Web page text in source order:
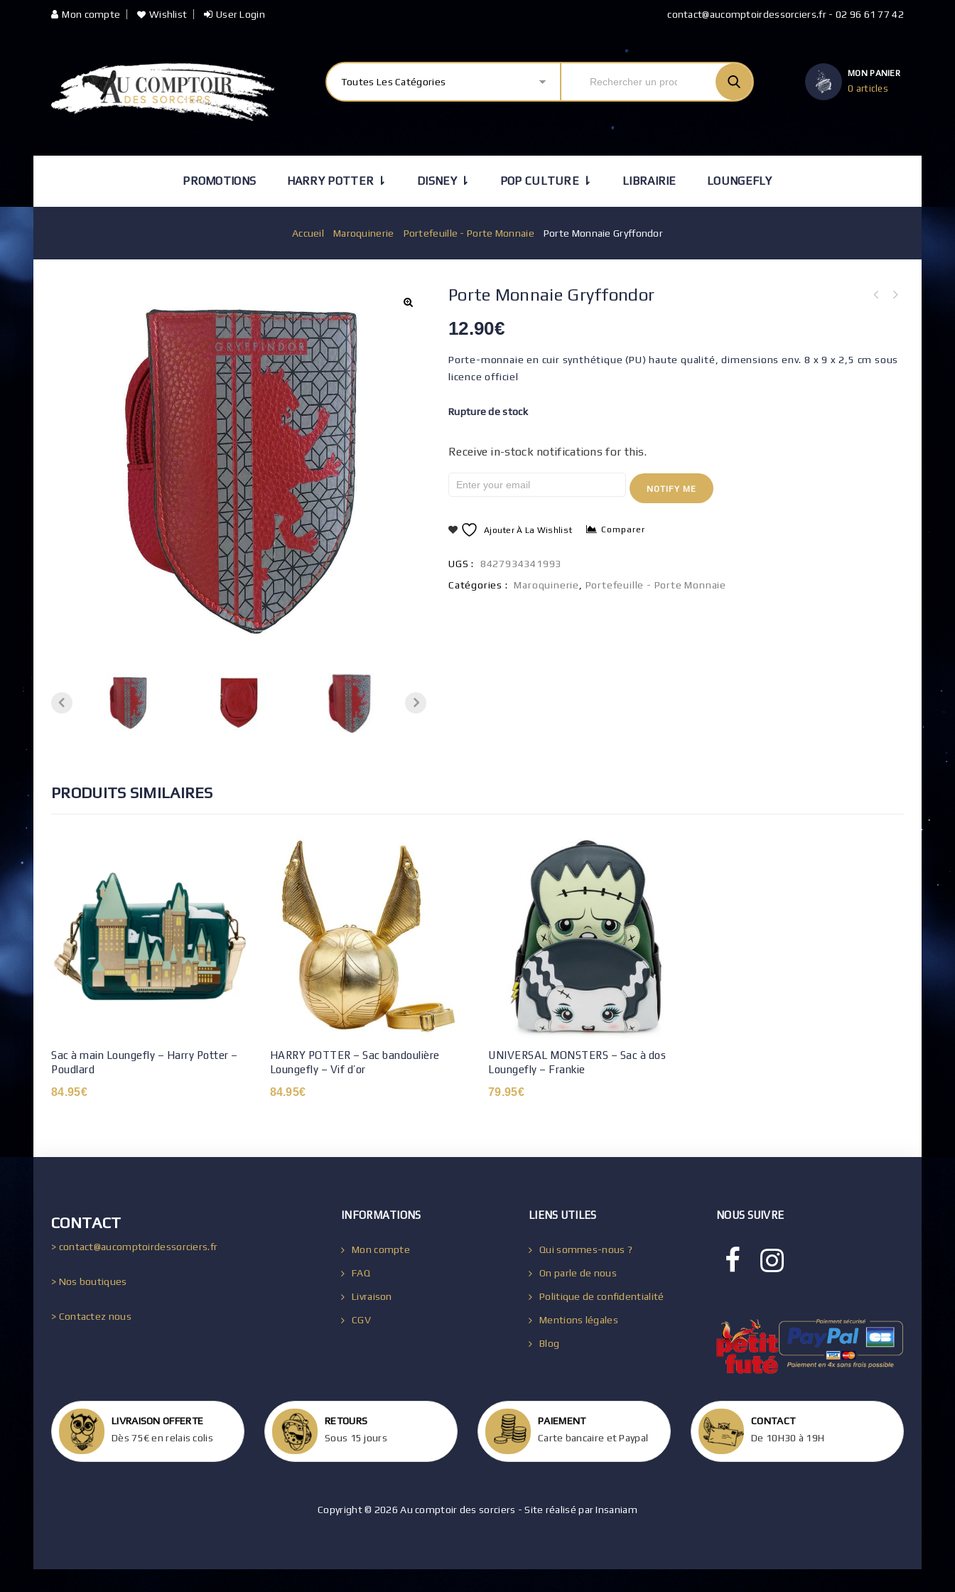
Mon compte Wishlist User Login contact@aucomptoirdessorciers.fr - 02 96 61 77 42
Toutes Les Catégories
MON PANIER
0 articles
PROMOTIONS HARRY POTTER ⇂ DISNEY ⇂ POP CULTURE ⇂ LIBRAIRIE LOUNGEFLY
Accueil Maroquinerie Portefeuille - Porte Monnaie Porte Monnaie Gryffondor
Porte Monnaie Gryffondor
12.90€
Porte-monnaie en cuir synthétique (PU) haute qualité, dimensions env. 8 x 9 x 2,5 cm sous
licence officiel
Rupture de stock
Receive in-stock notifications for this.
NOTIFY ME
Ajouter À La Wishlist Comparer
UGS :
8427934341993
Catégories :
Maroquinerie Portefeuille - Porte Monnaie
PRODUITS SIMILAIRES
Sac à main Loungefly – Harry Potter –
Poudlard
84.95€
HARRY POTTER – Sac bandoulière
Loungefly – Vif d’or
84.95€
UNIVERSAL MONSTERS – Sac à dos
Loungefly – Frankie
79.95€
CONTACT
> contact@aucomptoirdessorciers.fr
> Nos boutiques
> Contactez nous
INFORMATIONS
Mon compte
FAQ
Livraison
CGV
LIENS UTILES
Qui sommes-nous ?
On parle de nous
Politique de confidentialité
Mentions légales
Blog
NOUS SUIVRE
LIVRAISON OFFERTE
Dès 75€ en relais colis
RETOURS
Sous 15 jours
PAIEMENT
Carte bancaire et Paypal
CONTACT
De 10H30 à 19H
Copyright © 2026 Au comptoir des sorciers - Site réalisé par Insaniam